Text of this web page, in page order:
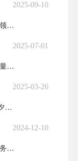
2025-09-10
在多个城市工作过，最后应在哪里领基本养老金？
2025-07-01
关于印发《促进普惠养老服务高质量发展的若干措施》的通知(发改体改〔2...
2025-03-26
安定区：提升养老服务 守护幸福“夕阳红”
2024-12-10
关于印发《关于进一步促进养老服务消费 提升老年人生活品质的若干措施》...